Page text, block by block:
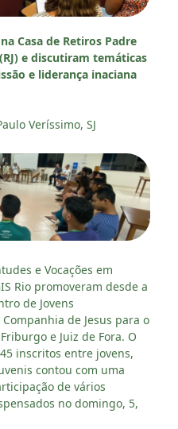
Casa de Retiros Padre
e discutiram temáticas
e liderança inaciana
Veríssimo, SJ
e Vocações em
Rio promoveram desde a
de Jovens
de Jesus para o
e Juiz de Fora. O
inscritos entre jovens,
contou com uma
de vários
no domingo, 5,